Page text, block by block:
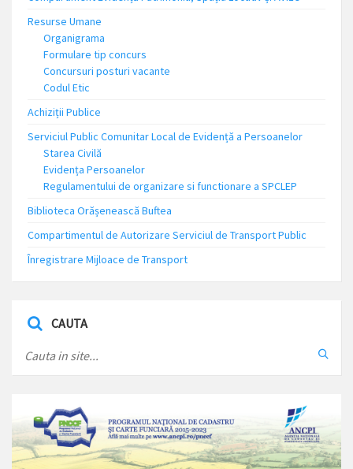
Resurse Umane
Organigrama
Formulare tip concurs
Concursuri posturi vacante
Codul Etic
Achiziții Publice
Serviciul Public Comunitar Local de Evidență a Persoanelor
Starea Civilă
Evidența Persoanelor
Regulamentului de organizare si functionare a SPCLEP
Biblioteca Orășenească Buftea
Compartimentul de Autorizare Serviciul de Transport Public
Înregistrare Mijloace de Transport
CAUTA